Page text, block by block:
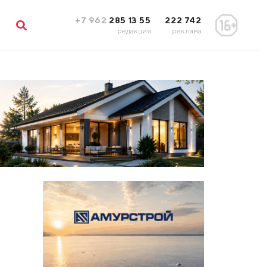
+7 962 285 13 55
редакция
222 742
реклама